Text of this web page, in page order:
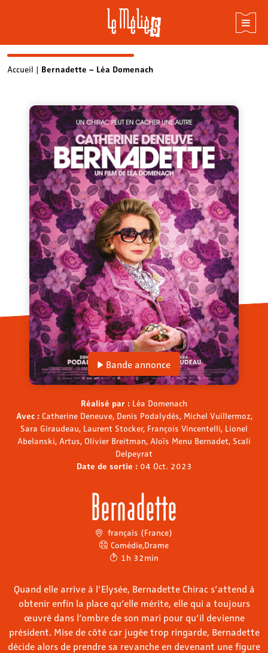
SkipAccueil | Bernadette – Léa Domenach
Bande annonce
Réalisé par : Léa Domenach
Avec : Catherine Deneuve, Denis Podalydès, Michel Vuillermoz,
Sara Giraudeau, Laurent Stocker, François Vincentelli, Lionel
Abelanski, Artus, Olivier Breitman, Aloïs Menu Bernadet, Scali
Delpeyrat
Date de sortie : 04 Oct. 2023
Bernadette
français (France)
Comédie,Drame
1h 32min
Quand elle arrive à l’Elysée, Bernadette Chirac s’attend à
obtenir enfin la place qu’elle mérite, elle qui a toujours
œuvré dans l’ombre de son mari pour qu’il devienne
président. Mise de côté car jugée trop ringarde, Bernadette
décide alors de prendre sa revanche en devenant une figure